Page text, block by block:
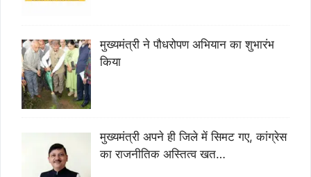
मुख्यमंत्री ने पौधरोपण अभियान का शुभारंभ
किया
मुख्यमंत्री अपने ही जिले में सिमट गए, कांग्रेस
का राजनीतिक अस्तित्व खत…